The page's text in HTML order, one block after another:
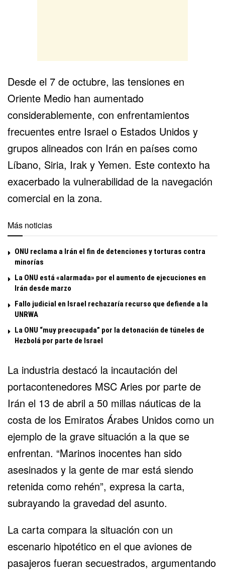
Desde el 7 de octubre, las tensiones en
Oriente Medio han aumentado
considerablemente, con enfrentamientos
frecuentes entre Israel o Estados Unidos y
grupos alineados con Irán en países como
Líbano, Siria, Irak y Yemen. Este contexto ha
exacerbado la vulnerabilidad de la navegación
comercial en la zona.
Más noticias
ONU reclama a Irán el fin de detenciones y torturas contra
minorías
La ONU está «alarmada» por el aumento de ejecuciones en
Irán desde marzo
Fallo judicial en Israel rechazaría recurso que defiende a la
UNRWA
La ONU “muy preocupada” por la detonación de túneles de
Hezbolá por parte de Israel
La industria destacó la incautación del
portacontenedores MSC Aries por parte de
Irán el 13 de abril a 50 millas náuticas de la
costa de los Emiratos Árabes Unidos como un
ejemplo de la grave situación a la que se
enfrentan. “Marinos inocentes han sido
asesinados y la gente de mar está siendo
retenida como rehén”, expresa la carta,
subrayando la gravedad del asunto.
La carta compara la situación con un
escenario hipotético en el que aviones de
pasajeros fueran secuestrados, argumentando